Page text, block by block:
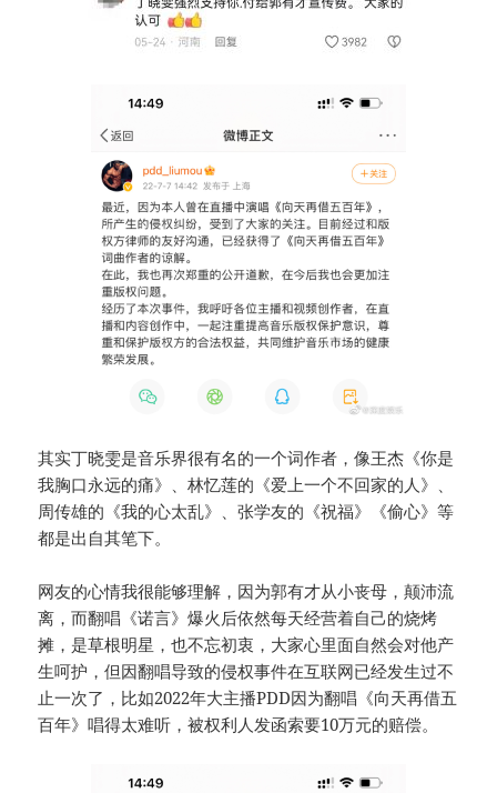
其实丁晓雯是音乐界很有名的一个词作者，像王杰《你是
我胸口永远的痛》、林忆莲的《爱上一个不回家的人》、
周传雄的《我的心太乱》、张学友的《祝福》《偷心》等
都是出自其笔下。
网友的心情我很能够理解，因为郭有才从小丧母，颠沛流
离，而翻唱《诺言》爆火后依然每天经营着自己的烧烤
摊，是草根明星，也不忘初衷，大家心里面自然会对他产
生呵护，但因翻唱导致的侵权事件在互联网已经发生过不
止一次了，比如2022年大主播PDD因为翻唱《向天再借五
百年》唱得太难听，被权利人发函索要10万元的赔偿。